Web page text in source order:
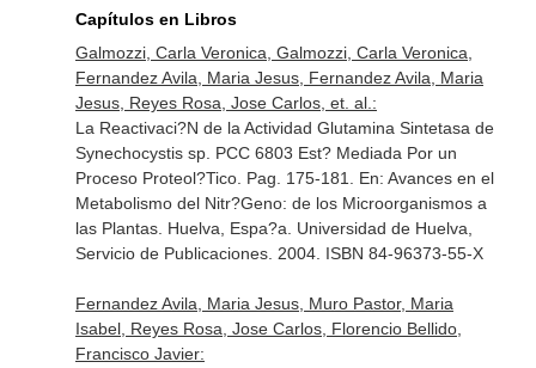
Capítulos en Libros
Galmozzi, Carla Veronica, Galmozzi, Carla Veronica,
Fernandez Avila, Maria Jesus, Fernandez Avila, Maria
Jesus, Reyes Rosa, Jose Carlos, et. al.:
La Reactivaci?N de la Actividad Glutamina Sintetasa de
Synechocystis sp. PCC 6803 Est? Mediada Por un
Proceso Proteol?Tico. Pag. 175-181. En: Avances en el
Metabolismo del Nitr?Geno: de los Microorganismos a
las Plantas. Huelva, Espa?a. Universidad de Huelva,
Servicio de Publicaciones. 2004. ISBN 84-96373-55-X
Fernandez Avila, Maria Jesus, Muro Pastor, Maria
Isabel, Reyes Rosa, Jose Carlos, Florencio Bellido,
Francisco Javier: